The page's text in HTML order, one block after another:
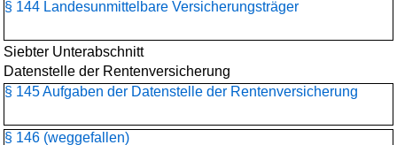
§ 144 Landesunmittelbare Versicherungsträger
Siebter Unterabschnitt
Datenstelle der Rentenversicherung
§ 145 Aufgaben der Datenstelle der Rentenversicherung
§ 146 (weggefallen)